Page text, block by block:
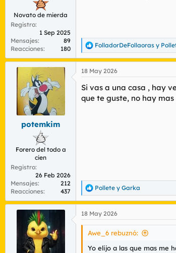
Novato de mierda
Registro
1 Sep 2025
Mensajes
89
Reacciones
180
R
e
a
c
i
o
n
FolladorDeFollaoras y
potemkim
Forero del todo a
cien
Registro
26 Feb 2026
Mensajes
212
Reacciones
437
18 May 2026
Si vas a una casa , hay
que te guste, no hay mas
R
e
a
c
c
n
Pollete y Garka
18 May 2026
Awe_6 rebuznó:
Yo elijo a las que mas me